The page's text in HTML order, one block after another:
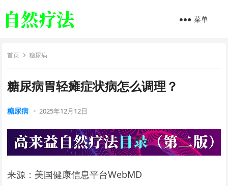
菜单
首页 糖尿病
糖尿病胃轻瘫症状病怎么调理？
糖尿病 2025年12月12日
来源：美国健康信息平台WebMD